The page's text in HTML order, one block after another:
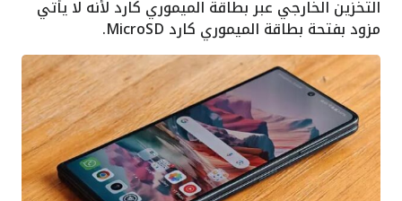
التخزين الخارجي عبر بطاقة الميموري كارد لأنه لا يأتي
مزود بفتحة بطاقة الميموري كارد MicroSD.